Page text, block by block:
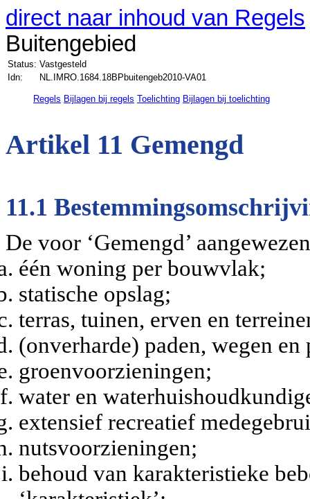
direct naar inhoud van Regels
Buitengebied
Status: Vastgesteld
Idn:
NL.IMRO.1684.18BPbuitengeb2010-VA01
Regels Bijlagen bij regels Toelichting Bijlagen bij toelichting
Artikel 11 Gemengd
11.1
De voor ‘Gemengd’
één woning per bouwvlak;
statische opslag;
terras, tuinen, erven en
(onverharde) paden, wegen
groenvoorzieningen;
water en
extensief recreatief
nutsvoorzieningen;
behoud van karakteristieke